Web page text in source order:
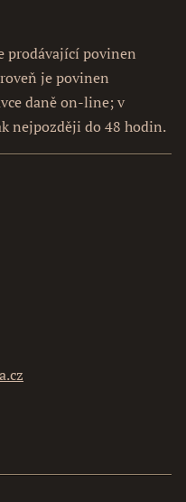
prodávající povinen
je povinen
daně on-line; v
nejpozději do 48 hodin.